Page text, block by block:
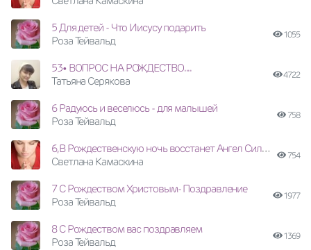
5 Для детей - Что Иисусу подарить
Роза Тейвальд
1055
53• ВОПРОС НА РОЖДЕСТВО....
Татьяна Серякова
4722
6 Радуюсь и веселюсь - для малышей
Роза Тейвальд
758
6,В Рождественскую ночь восстанет Ангел Силы, Церковь Пятидесятников
Светлана Камаскина
754
7 С Рождеством Христовым- Поздравление
Роза Тейвальд
1977
8 С Рождеством вас поздравляем
Роза Тейвальд
1369